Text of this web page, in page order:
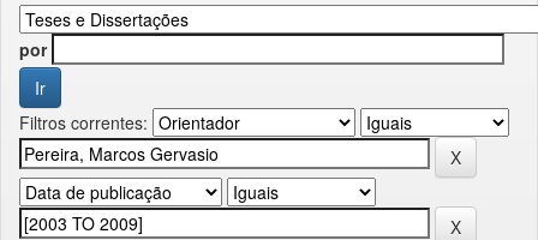
por
Filtros correntes: